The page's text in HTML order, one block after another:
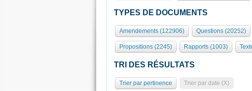
TYPES DE DOCUMENTS
Amendements (122906) Questions (20252)
Propositions (2245) Rapports (1003)
TRI DES RÉSULTATS
Trier par pertinence Trier par date (X)